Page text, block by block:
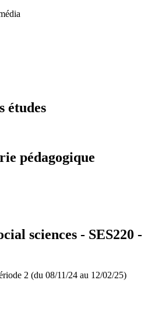
études
pédagogique
sciences - SES220 -
2 (du 08/11/24 au 12/02/25)